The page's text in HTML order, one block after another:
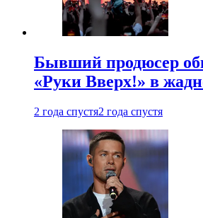
Бывший продюсер
«Руки Вверх!» в
2 года спустя2 года спустя